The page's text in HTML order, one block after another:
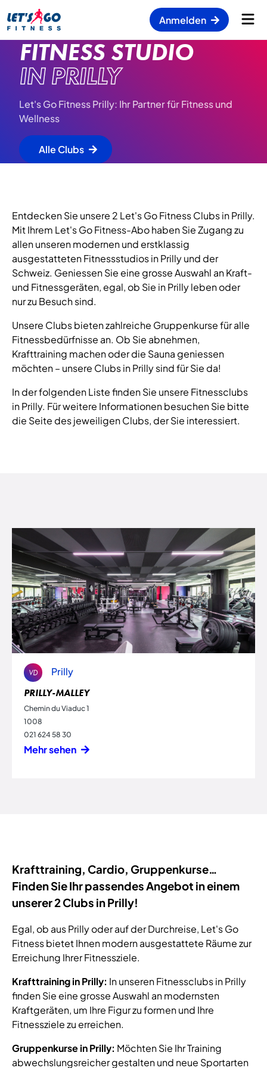
Anmelden
FITNESS STUDIO
IN PRILLY
Let's Go Fitness Prilly: Ihr Partner für Fitness und
Wellness
Alle Clubs
Entdecken Sie unsere 2 Let's Go Fitness Clubs in Prilly.
Mit Ihrem Let's Go Fitness-Abo haben Sie Zugang zu
allen unseren modernen und erstklassig
ausgestatteten Fitnessstudios in Prilly und der
Schweiz. Geniessen Sie eine grosse Auswahl an Kraft-
und Fitnessgeräten, egal, ob Sie in Prilly leben oder
nur zu Besuch sind.
Unsere Clubs bieten zahlreiche Gruppenkurse für alle
Fitnessbedürfnisse an. Ob Sie abnehmen,
Krafttraining machen oder die Sauna geniessen
möchten – unsere Clubs in Prilly sind für Sie da!
In der folgenden Liste finden Sie unsere Fitnessclubs
in Prilly. Für weitere Informationen besuchen Sie bitte
die Seite des jeweiligen Clubs, der Sie interessiert.
VD Prilly
PRILLY-MALLEY
Chemin du Viaduc 1
1008
021 624 58 30
Mehr sehen
Krafttraining, Cardio, Gruppenkurse…
Finden Sie Ihr passendes Angebot in einem
unserer 2 Clubs in Prilly!
Egal, ob aus Prilly oder auf der Durchreise, Let's Go
Fitness bietet Ihnen modern ausgestattete Räume zur
Erreichung Ihrer Fitnessziele.
Krafttraining in Prilly: In unseren Fitnessclubs in Prilly
finden Sie eine grosse Auswahl an modernsten
Kraftgeräten, um Ihre Figur zu formen und Ihre
Fitnessziele zu erreichen.
Gruppenkurse in Prilly: Möchten Sie Ihr Training
abwechslungsreicher gestalten und neue Sportarten